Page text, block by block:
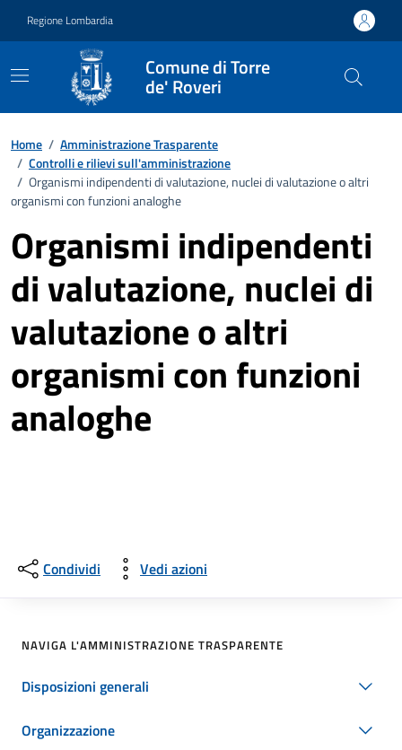
Regione Lombardia
Comune di Torre
de' Roveri
Home / Amministrazione Trasparente
/ Controlli e rilievi sull'amministrazione
/ Organismi indipendenti di valutazione, nuclei di valutazione o altri
organismi con funzioni analoghe
Organismi indipendenti
di valutazione, nuclei di
valutazione o altri
organismi con funzioni
analoghe
Condividi Vedi azioni
NAVIGA L'AMMINISTRAZIONE TRASPARENTE
Disposizioni generali
Organizzazione